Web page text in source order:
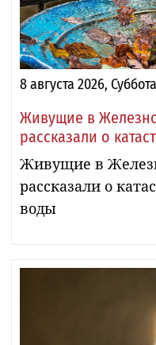
8 августа 2026,
Живущие в
рассказали о
Живущие в
рассказали о
воды